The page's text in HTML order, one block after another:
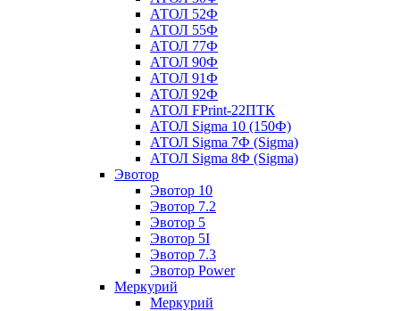
АТОЛ 52Ф
АТОЛ 55Ф
АТОЛ 77Ф
АТОЛ 90Ф
АТОЛ 91Ф
АТОЛ 92Ф
АТОЛ FPrint-22ПТК
АТОЛ Sigma 10 (150Ф)
АТОЛ Sigma 7Ф (Sigma)
АТОЛ Sigma 8Ф (Sigma)
Эвотор
Эвотор 10
Эвотор 7.2
Эвотор 5
Эвотор 5I
Эвотор 7.3
Эвотор Power
Меркурий
Меркурий